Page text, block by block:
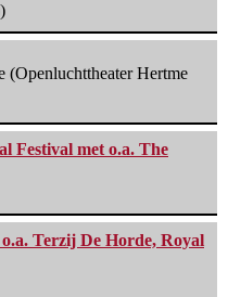
(Openluchttheater Hertme
Festival met o.a. The
Terzij De Horde, Royal